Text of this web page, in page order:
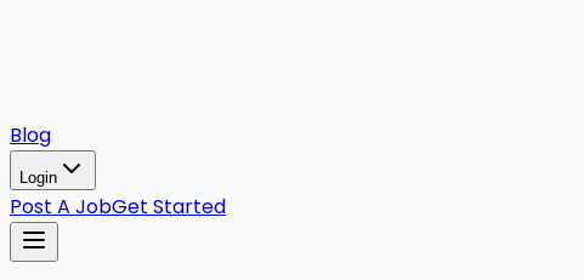
Blog
Login
Post A JobGet Started